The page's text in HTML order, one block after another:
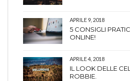
APRILE 9, 2018
5 CONSIGLI
ONLINE!
APRILE 4, 2018
IL LOOK DELLE
ROBBIE.